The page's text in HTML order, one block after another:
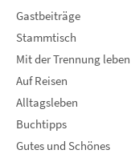
Gastbeiträge
Stammtisch
Mit der Trennung leben
Auf Reisen
Alltagsleben
Buchtipps
Gutes und Schönes